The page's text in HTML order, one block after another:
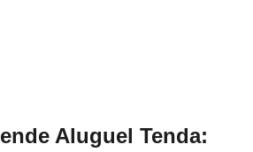
Aluguel Tenda: